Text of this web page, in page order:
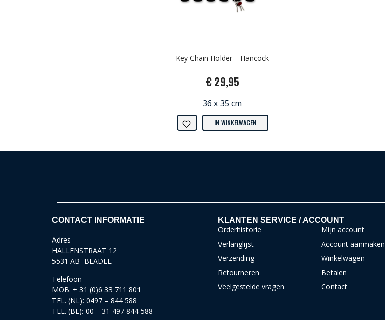
Key Chain Holder – Hancock
€ 29,95
36 x 35 cm
IN WINKELWAGEN
CONTACT INFORMATIE
Adres
HALLENSTRAAT 12
5531 AB BLADEL
Telefoon
MOB. + 31 (0)6 33 711 801
TEL. (NL): 0497 – 844 588
TEL. (BE): 00 – 31 497 844 588
KLANTEN SERVICE / ACCOUNT
Orderhistorie
Verlanglijst
Verzending
Retourneren
Veelgestelde vragen
Mijn account
Account aanmaken
Winkelwagen
Betalen
Contact